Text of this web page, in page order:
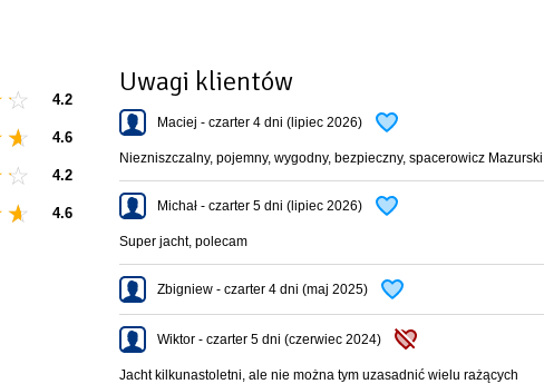
schodzenie z jachtu, kabestany samoknagujące, wszystkie fały sprowadzone
w porcie, bramka do kładzenia masztu, dwie kotwice, odbijacze, lazy jack, rolfok
4.2
4.6
4.2
4.6
Uwagi klientów
Maciej - czarter 4 dni (lipiec 2026)
Niezniszczalny, pojemny, wygodny, bezpieczny, spacerowicz Mazurski
Michał - czarter 5 dni (lipiec 2026)
Super jacht, polecam
Zbigniew - czarter 4 dni (maj 2025)
Wiktor - czarter 5 dni (czerwiec 2024)
Jacht kilkunastoletni, ale nie można tym uzasadnić wielu rażących